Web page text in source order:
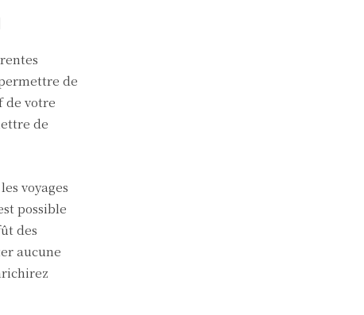
de
de votre
de
voyages
possible
des
aucune